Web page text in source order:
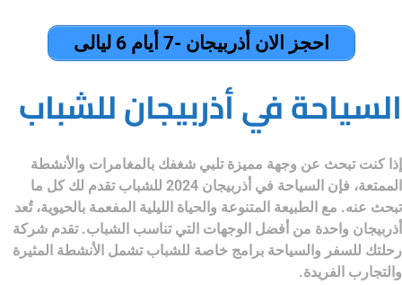
احجز الان أذربيجان -7 أيام 6 ليالى
السياحة في أذربيجان للشباب
إذا كنت تبحث عن وجهة مميزة تلبي شغفك بالمغامرات والأنشطة
الممتعة، فإن السياحة في أذربيجان 2024 للشباب
تقدم لك كل ما
تبحث عنه. مع الطبيعة المتنوعة والحياة الليلية المفعمة بالحيوية، تُعد
أذربيجان واحدة من أفضل الوجهات التي تناسب الشباب. تقدم شركة
رحلتك للسفر والسياحة برامج خاصة للشباب تشمل الأنشطة المثيرة
والتجارب الفريدة.